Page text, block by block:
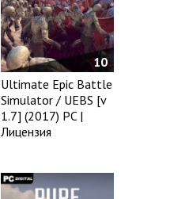
10
Ultimate Epic Battle
Simulator / UEBS [v
1.7] (2017) PC |
Лицензия